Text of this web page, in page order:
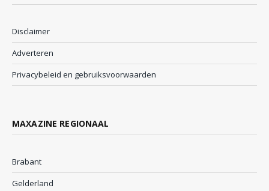
Disclaimer
Adverteren
Privacybeleid en gebruiksvoorwaarden
MAXAZINE REGIONAAL
Brabant
Gelderland